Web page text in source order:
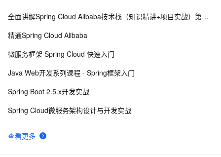
8 微服务技术栈选型，看了这个别的可以不用看了 15617
10微服务架构下分布式事务解决方案 —— 阿里GTS
查看更多
全面讲解Spring Cloud Alibaba技术栈（知识精讲+项目实战）第四阶段
精通Spring Cloud Alibaba
微服务框架 Spring Cloud 快速入门
Java Web开发系列课程 - Spring框架入门
Spring Boot 2.5.x开发实战
Spring Cloud微服务架构设计与开发实战